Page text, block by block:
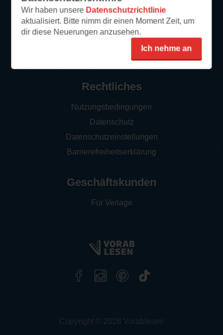
Wir haben unsere Datenschutzrichtlinie
aktualisiert. Bitte nimm dir einen Moment Zeit, um
dir diese Neuerungen anzusehen.
Ich nehme an
FAQ
Newsletter abonnieren
Kontakt/Support
Rechtliches
Nutzungsbedingungen
Datenschutz
Datenschutzeinstellungen
Barrierefreiheitserklärung
Geschäftskunden
Für Verlage
Copyright © 2026 Vorablesen